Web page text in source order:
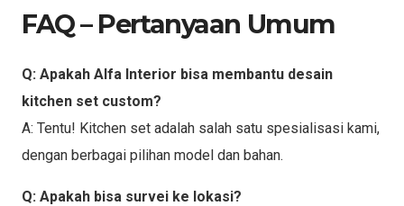
FAQ – Pertanyaan Umum
Q: Apakah Alfa Interior bisa membantu desain
kitchen set custom?
A: Tentu! Kitchen set adalah salah satu spesialisasi kami,
dengan berbagai pilihan model dan bahan.
Q: Apakah bisa survei ke lokasi?